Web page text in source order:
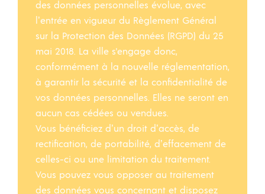
des données personnelles évolue, avec
l’entrée en vigueur du Règlement Général
sur la Protection des Données (RGPD) du 25
mai 2018. La ville s'engage donc,
conformément à la nouvelle réglementation,
à garantir la sécurité et la confidentialité de
vos données personnelles. Elles ne seront en
aucun cas cédées ou vendues.
Vous bénéficiez d’un droit d’accès, de
rectification, de portabilité, d’effacement de
celles-ci ou une limitation du traitement.
Vous pouvez vous opposer au traitement
des données vous concernant et disposez